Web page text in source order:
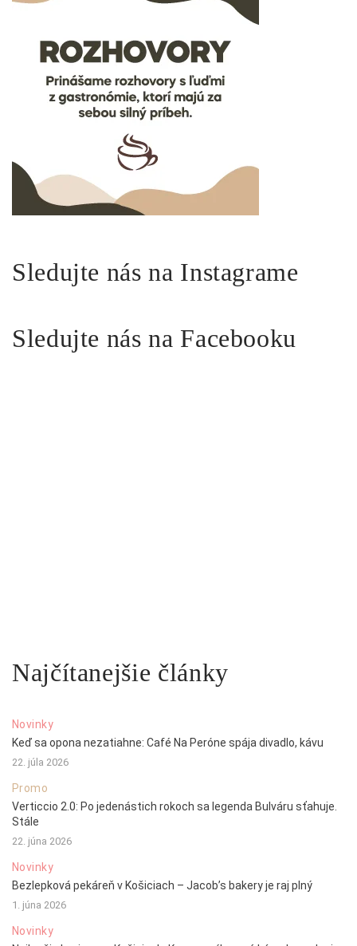
Sledujte nás na Instagrame
Sledujte nás na Facebooku
Najčítanejšie články
Novinky
Keď sa opona nezatiahne: Café Na Peróne spája divadlo, kávu
22. júla 2026
Promo
Verticcio 2.0: Po jedenástich rokoch sa legenda Bulváru sťahuje.
Stále
22. júna 2026
Novinky
Bezlepková pekáreň v Košiciach – Jacob’s bakery je raj plný
1. júna 2026
Novinky